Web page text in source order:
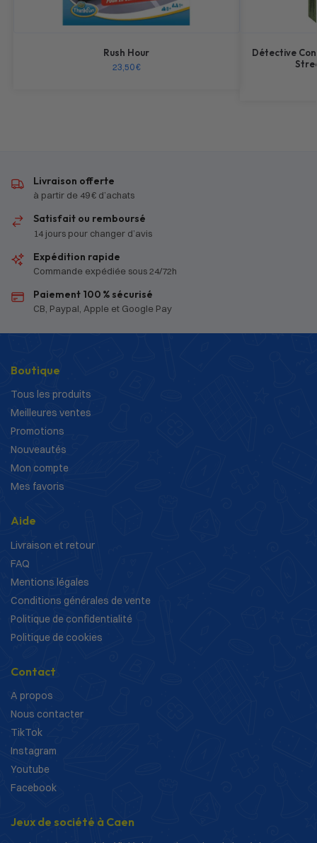
Rush Hour
23,50€
Détective
Livraison offerte
à partir de 49 € d’achats
Satisfait ou remboursé
14 jours pour changer d’avis
Expédition rapide
Commande expédiée sous 24/72h
Paiement 100 % sécurisé
CB, Paypal, Apple et Google Pay
Boutique
Tous les produits
Meilleures ventes
Promotions
Nouveautés
Mon compte
Mes favoris
Aide
Livraison et retour
FAQ
Mentions légales
Conditions générales de vente
Politique de confidentialité
Politique de cookies
Contact
A propos
Nous contacter
TikTok
Instagram
Youtube
Facebook
Jeux de société à Caen